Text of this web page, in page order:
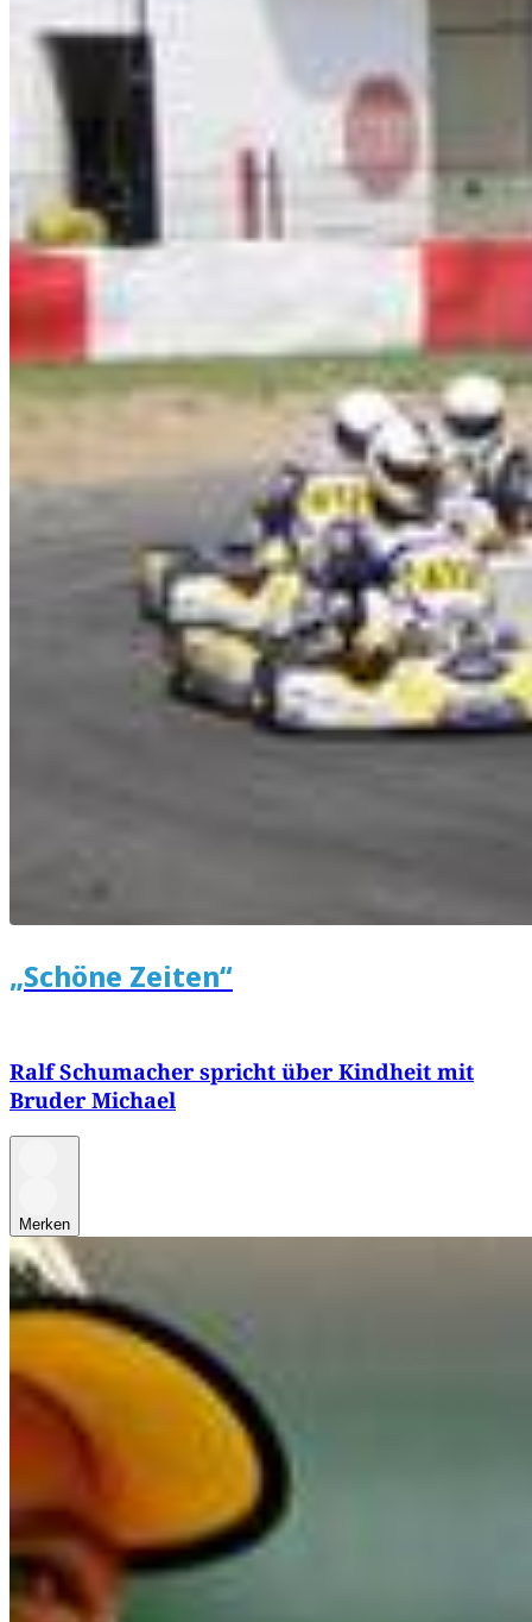
„Schöne Zeiten“
Ralf Schumacher spricht über Kindheit mit
Bruder Michael
Merken